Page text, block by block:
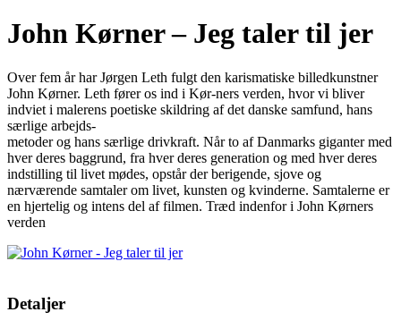
John Kørner – Jeg taler til jer
Over fem år har Jørgen Leth fulgt den karismatiske billedkunstner
John Kørner. Leth fører os ind i Kør-ners verden, hvor vi bliver
indviet i malerens poetiske skildring af det danske samfund, hans
særlige arbejds-
metoder og hans særlige drivkraft. Når to af Danmarks giganter med
hver deres baggrund, fra hver deres generation og med hver deres
indstilling til livet mødes, opstår der berigende, sjove og
nærværende samtaler om livet, kunsten og kvinderne. Samtalerne er
en hjertelig og intens del af filmen. Træd indenfor i John Kørners
verden
Detaljer